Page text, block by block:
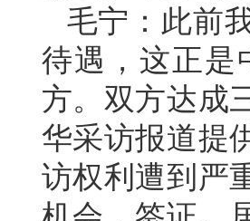
毛宁：此前
待遇，这正是
方。双方达成
华采访报道提
访权利遭到严